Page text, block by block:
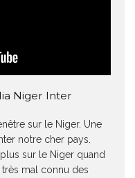
Niger Inter
sur le Niger. Une
notre cher pays.
sur le Niger quand
mal connu des